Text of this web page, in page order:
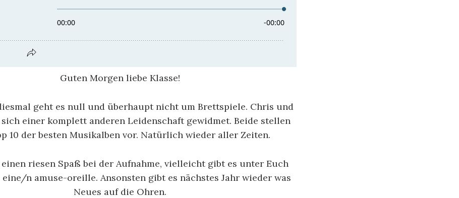
Guten Morgen liebe Klasse!
geht es null und überhaupt nicht um Brettspiele. Chris und
einer komplett anderen Leidenschaft gewidmet. Beide stellen
10 der besten Musikalben vor. Natürlich wieder aller Zeiten.
riesen Spaß bei der Aufnahme, vielleicht gibt es unter Euch
n amuse-oreille. Ansonsten gibt es nächstes Jahr wieder was
Neues auf die Ohren.